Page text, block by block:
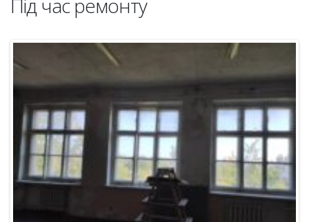
Під час ремонту